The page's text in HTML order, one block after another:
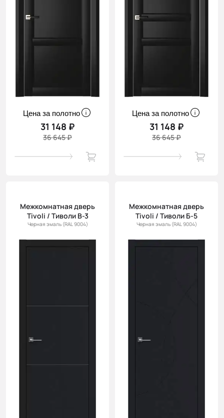
Цена за полотно
31 148 ₽
36 645 ₽
Цена за полотно
31 148 ₽
36 645 ₽
Межкомнатная дверь
Tivoli / Тиволи В-3
Черная эмаль (RAL 9004)
Межкомнатная дверь
Tivoli / Тиволи Б-5
Черная эмаль (RAL 9004)